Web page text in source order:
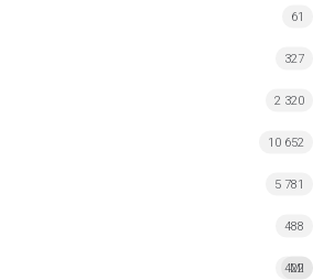
61
327
2 320
10 652
5 781
488
MI
422